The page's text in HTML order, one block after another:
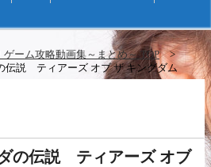
ーム攻略動画集～まとめ～ TOP
伝説 ティアーズ オブ ザ キングダム
の伝説 ティアーズ オブ